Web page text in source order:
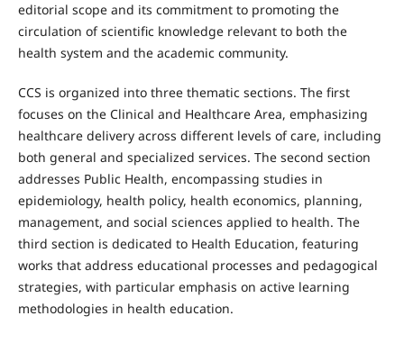
editorial scope and its commitment to promoting the
circulation of scientific knowledge relevant to both the
health system and the academic community.
CCS is organized into three thematic sections. The first
focuses on the Clinical and Healthcare Area, emphasizing
healthcare delivery across different levels of care, including
both general and specialized services. The second section
addresses Public Health, encompassing studies in
epidemiology, health policy, health economics, planning,
management, and social sciences applied to health. The
third section is dedicated to Health Education, featuring
works that address educational processes and pedagogical
strategies, with particular emphasis on active learning
methodologies in health education.